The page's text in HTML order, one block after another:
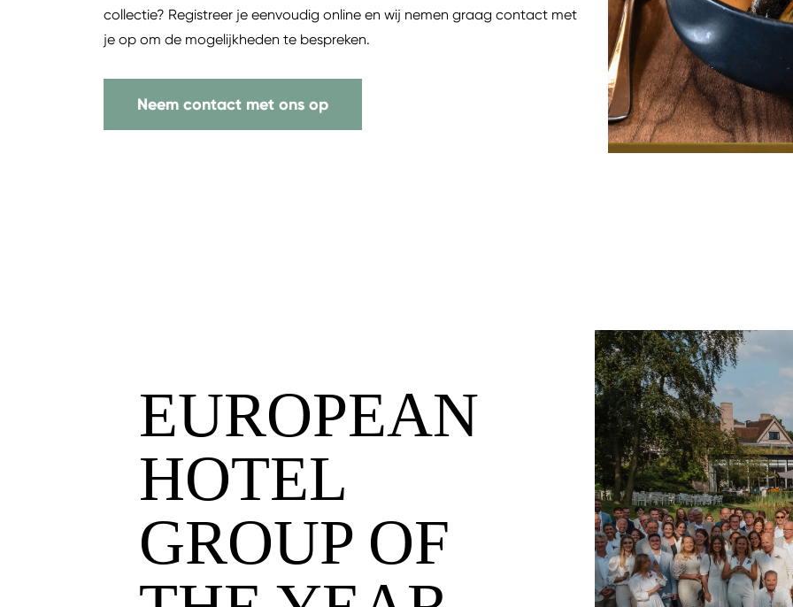
collectie? Registreer je eenvoudig online en wij nemen graag contact met
je op om de mogelijkheden te bespreken.
Neem contact met ons op
EUROPEAN
HOTEL
GROUP OF